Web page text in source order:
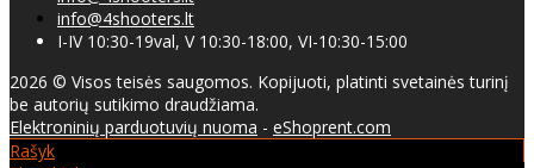
info@4shooters.lt
I-IV 10:30-19val, V 10:30-18:00, VI-10:30-15:00
2026 © Visos teisės saugomos. Kopijuoti, platinti svetainės turinį
be autorių sutikimo draudžiama.
Elektroninių parduotuvių nuoma - eShoprent.com
Rašyk